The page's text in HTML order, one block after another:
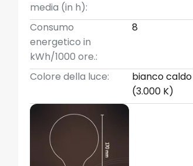
media (in h):
Consumo
energetico in
kWh/1000 ore.:
8
Colore della luce:
bianco
(3.000 K)